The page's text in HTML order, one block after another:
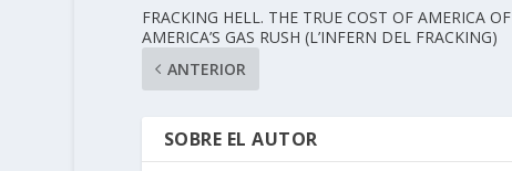
FRACKING HELL. THE TRUE COST OF AMERICA OF
AMERICA’S GAS RUSH (L’INFERN DEL FRACKING)
ANTERIOR
SOBRE EL AUTOR